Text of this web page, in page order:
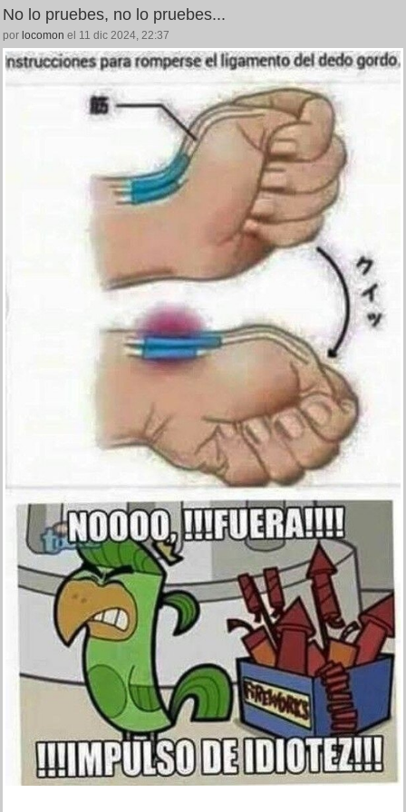
No lo pruebes, no lo pruebes...
por locomon el 11 dic 2024, 22:37